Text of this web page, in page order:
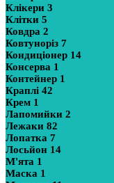
Клікери 3
Клітки 5
Ковдра 2
Ковтуноріз 7
Кондиціонер 14
Консерва 1
Контейнер 1
Краплі 42
Крем 1
Лапомийки 2
Лежаки 82
Лопатка 7
Лосьйон 14
М'ята 1
Маска 1